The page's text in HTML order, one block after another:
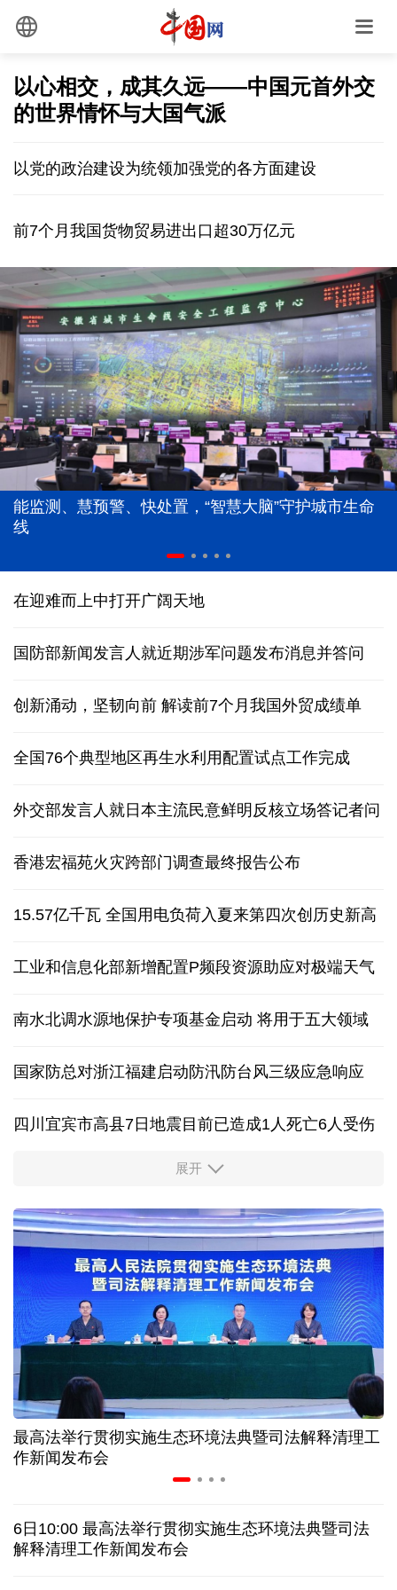
以心相交，成其久远——中国元首外交
的世界情怀与大国气派
以党的政治建设为统领加强党的各方面建设
前7个月我国货物贸易进出口超30万亿元
能监测、慧预警、快处置，“智慧大脑”守护城市生命
线
在迎难而上中打开广阔天地
国防部新闻发言人就近期涉军问题发布消息并答问
创新涌动，坚韧向前 解读前7个月我国外贸成绩单
全国76个典型地区再生水利用配置试点工作完成
外交部发言人就日本主流民意鲜明反核立场答记者问
香港宏福苑火灾跨部门调查最终报告公布
15.57亿千瓦 全国用电负荷入夏来第四次创历史新高
工业和信息化部新增配置P频段资源助应对极端天气
南水北调水源地保护专项基金启动 将用于五大领域
国家防总对浙江福建启动防汛防台风三级应急响应
四川宜宾市高县7日地震目前已造成1人死亡6人受伤
四个关键词解读中国经济韧性
球票撬动全城消费 赛事经济如何将"流量"变"增量"
第五届数贸会将首设Token专区 探索算力贸易新路径
北京：非京籍家庭购房社保个税缴纳年限下调为一年
近346亿元 广东电网交出上半年投资建设亮眼答卷
31省份上半年外贸成绩单出炉 见证产业提质跃迁
俄黑客称获取北约直接参与袭击俄领土的书面证据
展开
最高法举行贯彻实施生态环境法典暨司法解释清理工
作新闻发布会
6日10:00 最高法举行贯彻实施生态环境法典暨司法
解释清理工作新闻发布会